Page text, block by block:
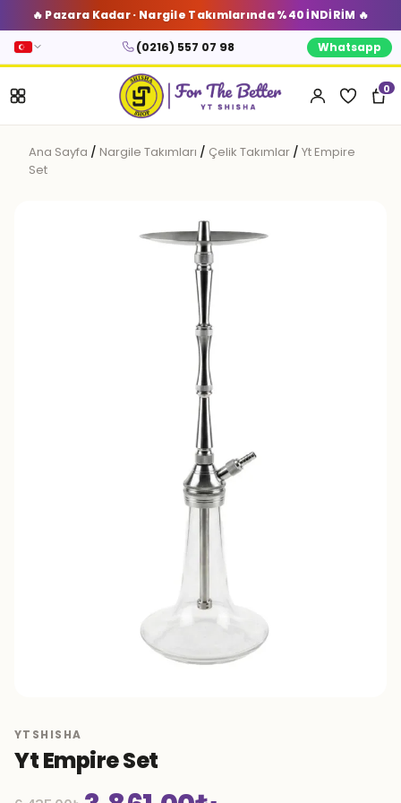
🔥 Pazara Kadar · Nargile Takımlarında %40 İNDİRİM 🔥
(0216) 557 07 98 Whatsapp
0
Ana Sayfa / Nargile Takımları / Çelik Takımlar / Yt Empire
Set
YTSHISHA
Yt Empire Set